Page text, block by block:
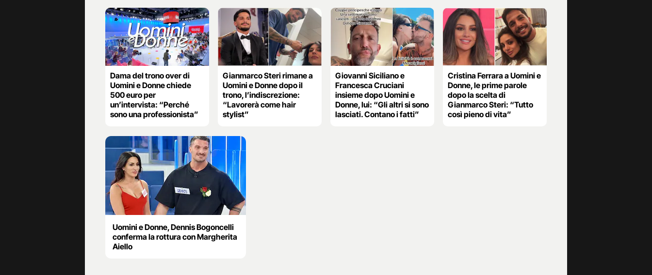
Dama del trono over di
Uomini e Donne chiede
500 euro per
un’intervista: “Perché
sono una professionista”
Gianmarco Steri rimane a
Uomini e Donne dopo il
trono, l’indiscrezione:
“Lavorerà come hair
stylist”
Giovanni Siciliano e
Francesca Cruciani
insieme dopo Uomini e
Donne, lui: “Gli altri si sono
lasciati. Contano i fatti”
Cristina Ferrara a Uomini e
Donne, le prime parole
dopo la scelta di
Gianmarco Steri: “Tutto
così pieno di vita”
Uomini e Donne, Dennis Bogoncelli
conferma la rottura con Margherita
Aiello